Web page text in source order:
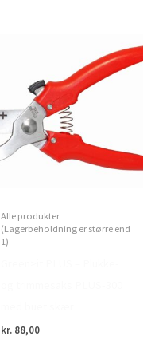
Alle produkter
(Lagerbeholdning er større end
1)
kr. 88,00